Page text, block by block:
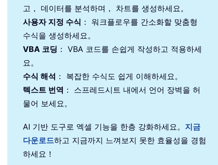
고， 데이터를 분석하며， 차트를 생성하세요。
사용자 지정 수식 ： 워크플로우를 간소화할 맞춤형
수식을 생성하세요。
VBA 코딩 ： VBA 코드를 손쉽게 작성하고 적용하세
요。
수식 해석 ： 복잡한 수식도 쉽게 이해하세요。
텍스트 번역 ： 스프레드시트 내에서 언어 장벽을 허
물어 보세요。
AI 기반 도구로 엑셀 기능을 한층 강화하세요。 지금
다운로드하고 지금까지 느껴보지 못한 효율성을 경험
하세요！